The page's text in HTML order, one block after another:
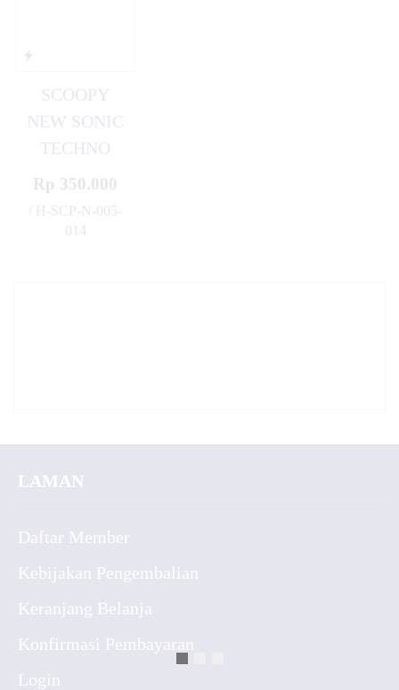
SCOOPY
NEW SONIC
TECHNO
Rp 350.000
/ H-SCP-N-005-
014
LAMAN
Daftar Member
Kebijakan Pengembalian
Keranjang Belanja
Konfirmasi Pembayaran
Login